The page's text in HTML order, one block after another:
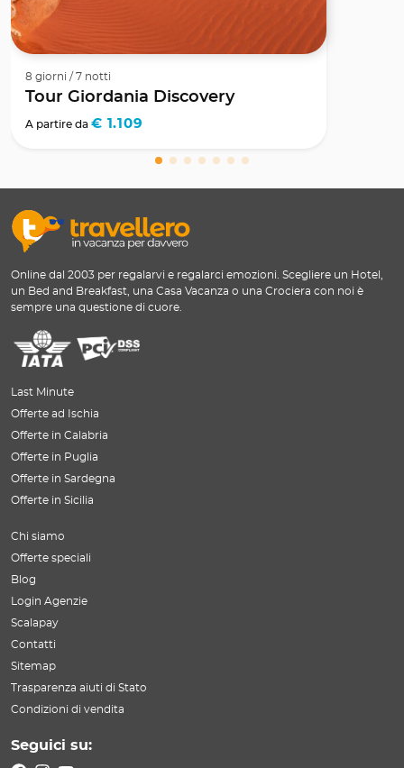
8 giorni / 7 notti
Tour Giordania Discovery
A partire da € 1.109
Online dal 2003 per regalarvi e regalarci emozioni. Scegliere un Hotel,
un Bed and Breakfast, una Casa Vacanza o una Crociera con noi è
sempre una questione di cuore.
Last Minute
Offerte ad Ischia
Offerte in Calabria
Offerte in Puglia
Offerte in Sardegna
Offerte in Sicilia
Chi siamo
Offerte speciali
Blog
Login Agenzie
Scalapay
Contatti
Sitemap
Trasparenza aiuti di Stato
Condizioni di vendita
Seguici su: